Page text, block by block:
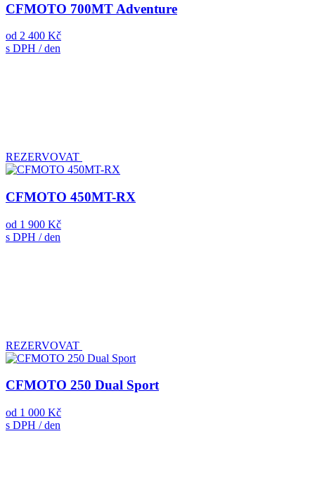
CFMOTO 700MT Adventure
od 2 400 Kč
s DPH / den
REZERVOVAT
CFMOTO 450MT-RX
od 1 900 Kč
s DPH / den
REZERVOVAT
CFMOTO 250 Dual Sport
od 1 000 Kč
s DPH / den